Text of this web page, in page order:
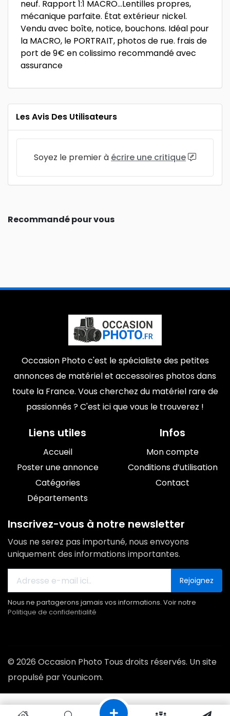
neuf. Rapport 1:1 MACRO…Lentilles propres,
mécanique parfaite. État extérieur nickel.
Vendu avec boîte, notice, bouchons. Idéal pour
la MACRO, le PORTRAIT, photos de rue. frais de
port de 9€ en colissimo recommandé avec
assurance
Les Avis Des Utilisateurs
Soyez le premier à écrire une critique
Recommandé pour vous
Occasion Photo c'est le spécialiste des petites
annonces de matériel et accessoires photos dans
toute la France. Vous cherchez du matériel rare de
passionnés ? C'est ici que vous le trouverez !
Liens utiles
Accueil
Poster une annonce
Catégories
Départements
Infos
Mon compte
Conditions d’utilisation
Contact
Inscrivez-vous à notre newsletter
Vous ne serez pas importuné, nous envoyons
uniquement des informations importantes.
Rejoignez
Nous ne partagerons jamais vos informations. Voir notre
Politique de confidentialité
© 2026 Occasion Photo Tous droits réservés. Un site
propulsé par Younicom.